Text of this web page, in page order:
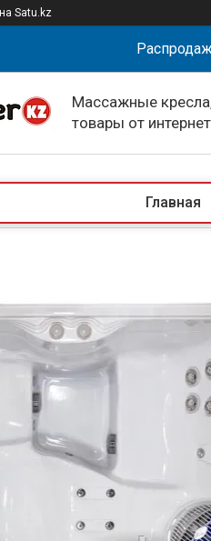
на Satu.kz
Массажные
товары от
Главная